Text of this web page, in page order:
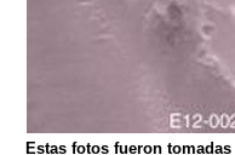
Estas fotos fueron tomadas